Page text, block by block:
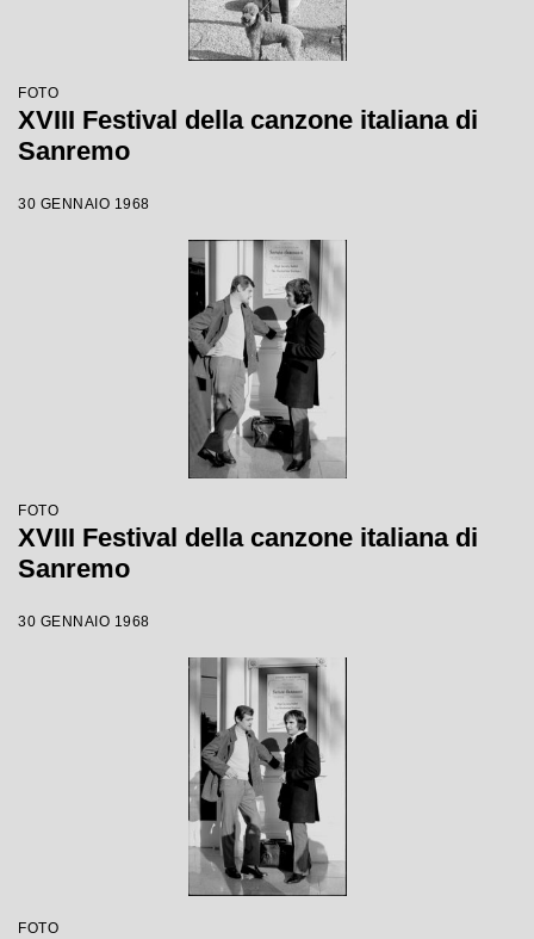
FOTO
XVIII Festival della canzone italiana di
Sanremo
30 GENNAIO 1968
FOTO
XVIII Festival della canzone italiana di
Sanremo
30 GENNAIO 1968
FOTO